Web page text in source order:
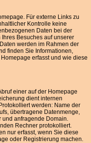
Für externe Links zu
Kontrolle keine
Daten bei der
Besuches auf unserer
werden im Rahmen der
finden Sie Informationen,
erfasst und wie diese
einer auf der Homepage
dient internen
werden: Name der
übertragene Datenmenge,
anfragende Domain.
Rechner protokolliert.
nur erfasst, wenn Sie diese
oder Registrierung machen.